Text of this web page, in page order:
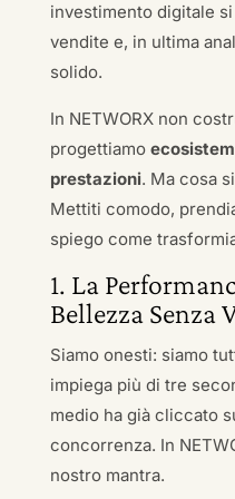
investimento digitale
vendite e, in ultima
solido.
In NETWORX non
progettiamo
prestazioni. Ma cosa
Mettiti comodo,
spiego come
1. La
Bellezza Senza
Siamo onesti: siamo
impiega più di tre
medio ha già cliccato
concorrenza. In
nostro mantra.